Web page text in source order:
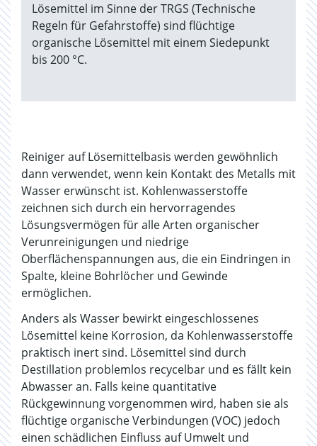
Lösemittel im Sinne der TRGS (Technische
Regeln für Gefahrstoffe) sind flüchtige
organische Lösemittel mit einem Siedepunkt
bis 200 °C.
Reiniger auf Lösemittelbasis werden gewöhnlich
dann verwendet, wenn kein Kontakt des Metalls mit
Wasser erwünscht ist. Kohlenwasserstoffe
zeichnen sich durch ein hervorragendes
Lösungsvermögen für alle Arten organischer
Verunreinigungen und niedrige
Oberflächenspannungen aus, die ein Eindringen in
Spalte, kleine Bohrlöcher und Gewinde
ermöglichen.
Anders als Wasser bewirkt eingeschlossenes
Lösemittel keine Korrosion, da Kohlenwasserstoffe
praktisch inert sind. Lösemittel sind durch
Destillation problemlos recycelbar und es fällt kein
Abwasser an. Falls keine quantitative
Rückgewinnung vorgenommen wird, haben sie als
flüchtige organische Verbindungen (VOC) jedoch
einen schädlichen Einfluss auf Umwelt und